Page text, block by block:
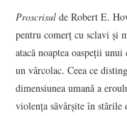
Proscrisulde Robert E.
pentru comerț cu sclavi și
atacă noaptea oaspeții
un vârcolac. Ceea ce
dimensiunea umană a
violența săvârșite în stările